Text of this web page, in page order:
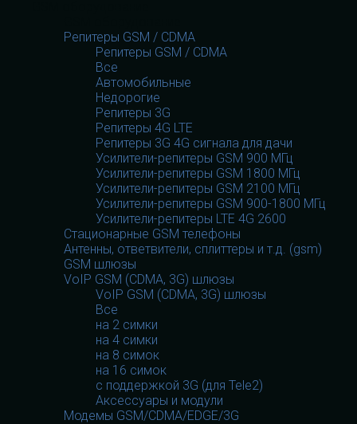
Репитеры GSM / CDMA
Репитеры GSM / CDMA
Все
Автомобильные
Недорогие
Репитеры 3G
Репитеры 4G LTE
Репитеры 3G 4G сигнала для дачи
Усилители-репитеры GSM 900 МГц
Усилители-репитеры GSM 1800 МГц
Усилители-репитеры GSM 2100 МГц
Усилители-репитеры GSM 900-1800 МГц
Усилители-репитеры LTE 4G 2600
Стационарные GSM телефоны
Антенны, ответвители, сплиттеры и т.д. (gsm)
GSM шлюзы
VoIP GSM (CDMA, 3G) шлюзы
VoIP GSM (CDMA, 3G) шлюзы
Все
на 2 симки
на 4 симки
на 8 симок
на 16 симок
с поддержкой 3G (для Tele2)
Аксессуары и модули
Модемы GSM/CDMA/EDGE/3G